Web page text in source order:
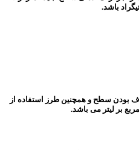
باشد.
بودن سطح و همچنین طرز استفاده از